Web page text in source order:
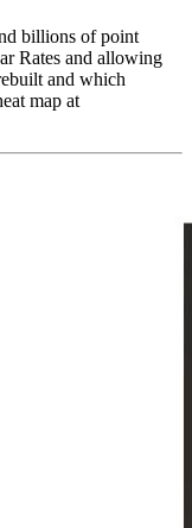
billions of point
Rates and allowing
and which
map at